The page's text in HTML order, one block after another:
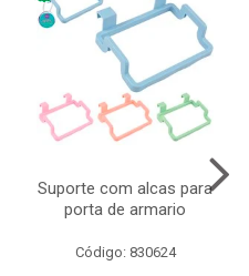
Suporte com alcas para
porta de armario
Código: 830624